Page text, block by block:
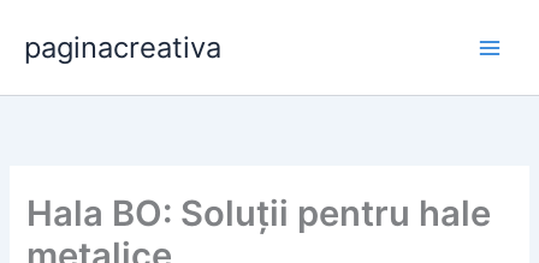
content
paginacreativa
Hala BO: Soluții pentru hale